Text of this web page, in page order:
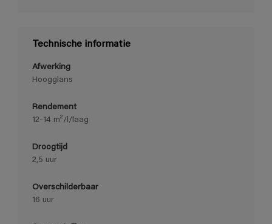
Technische informatie
Afwerking
Hoogglans
Rendement
12-14 m²/l/laag
Droogtijd
2,5 uur
Overschilderbaar
16 uur